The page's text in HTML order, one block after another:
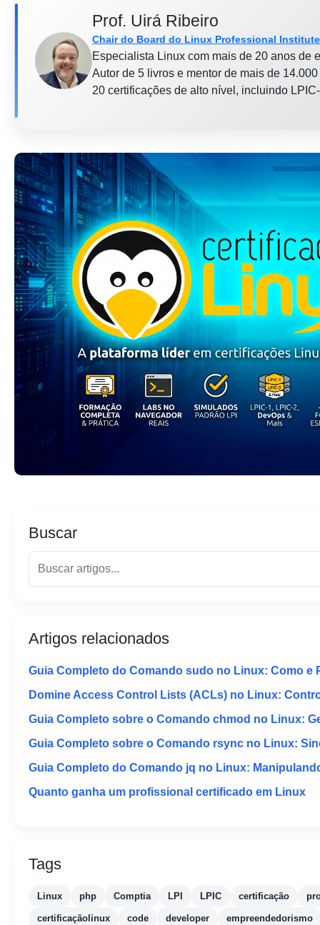
Prof. Uirá Ribeiro
Chair do Board do Linux Professional Institute
Especialista Linux com mais de 20 anos de
Autor de 5 livros e mentor de mais de
20 certificações de alto nível, incluindo
Buscar
Artigos relacionados
Guia Completo do Comando sudo no Linux: Como e
Domine Access Control Lists (ACLs) no Linux:
Guia Completo sobre o Comando chmod no Linux:
Guia Completo sobre o Comando rsync no Linux:
Guia Completo do Comando jq no Linux:
Quanto ganha um profissional certificado em Linux
Tags
Linux php Comptia LPI LPIC certificação
certificaçãolinux code developer empreendedorismo